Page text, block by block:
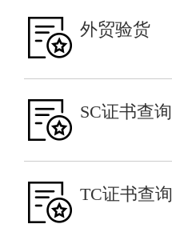
外贸验货
SC证书查询
TC证书查询